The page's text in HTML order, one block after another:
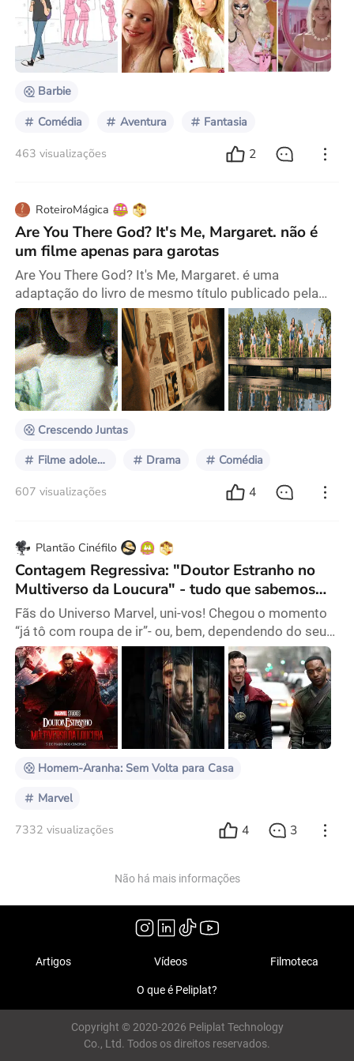
se esses fossem seus primeiros pensamentos. Por
muito tempo, esses estereótipos têm sido
amplamente utilizados para caracterizar personagens
hiperfemininas, demonizando e desumanizando a
Barbie
Comédia Aventura Fantasia
463 visualizações 2
RoteiroMágica
Are You There God? It's Me, Margaret. não é
um filme apenas para garotas
Are You There God? It's Me, Margaret. é uma
adaptação do livro de mesmo título publicado pela
primeira vez em 1970. Com foco nas crenças
religiosas e na paternidade de meninas adolescentes,
o livro aborda temas como o conflito entre
cristianismo e judaísmo, o surgimento de
sentimentos sexuais e mudanças físicas
experimentadas por essas garotas, incluindo o início
Crescendo Juntas
Filme adolescente Drama Comédia
607 visualizações 4
Plantão Cinéfilo
Contagem Regressiva: "Doutor Estranho no
Multiverso da Loucura" - tudo que sabemos
até agora!
Fãs do Universo Marvel, uni-vos! Chegou o momento
“já tô com roupa de ir”- ou, bem, dependendo do seu
nível de empolgação, de comprar ingresso, ou só
sentar pra dar pitaco por aqui mesmo. O importante é
que a hora chegou: contagem regressiva, faltam duas
semanas para o próximo longa Marvelático Fase 4,
“Doutor Estranho no Multiverso da Loucura”, que
chega aos nossos cinemas oficialmente dia 5 de m
Homem-Aranha: Sem Volta para Casa
Marvel
7332 visualizações 4 3
Não há mais informações
Artigos Vídeos Filmoteca
O que é Peliplat?
Copyright © 2020-2026 Peliplat Technology
Co., Ltd. Todos os direitos reservados.